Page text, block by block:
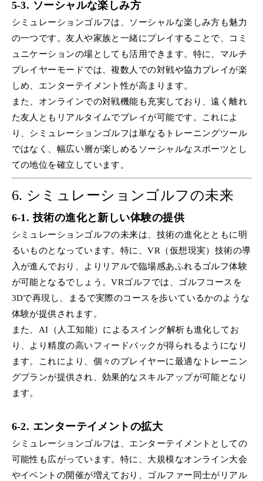
5-3. ソーシャルな楽しみ方
シミュレーションゴルフは、ソーシャルな楽しみ方も魅力
の一つです。友人や家族と一緒にプレイすることで、コミ
ュニケーションの場としても活用できます。特に、マルチ
プレイヤーモードでは、複数人での対戦や協力プレイが楽
しめ、エンターテイメント性が高まります。
また、オンラインでの対戦機能も充実しており、遠く離れ
た友人ともリアルタイムでプレイが可能です。これによ
り、シミュレーションゴルフは単なるトレーニングツール
ではなく、幅広い層が楽しめるソーシャルなスポーツとし
ての地位を確立しています。
6. シミュレーションゴルフの未来
6-1. 技術の進化と新しい体験の提供
シミュレーションゴルフの未来は、技術の進化とともに明
るいものとなっています。特に、VR（仮想現実）技術の導
入が進んでおり、よりリアルで臨場感あふれるゴルフ体験
が可能となるでしょう。VRゴルフでは、ゴルフコースを
3Dで再現し、まるで実際のコースを歩いているかのような
体験が提供されます。
また、AI（人工知能）によるスイング解析も進化してお
り、より精度の高いフィードバックが得られるようになり
ます。これにより、個々のプレイヤーに最適なトレーニン
グプランが提供され、効果的なスキルアップが可能となり
ます。
6-2. エンターテイメントの拡大
シミュレーションゴルフは、エンターテイメントとしての
可能性も広がっています。特に、大規模なオンライン大会
やイベントの開催が増えており、ゴルファー同士がリアル